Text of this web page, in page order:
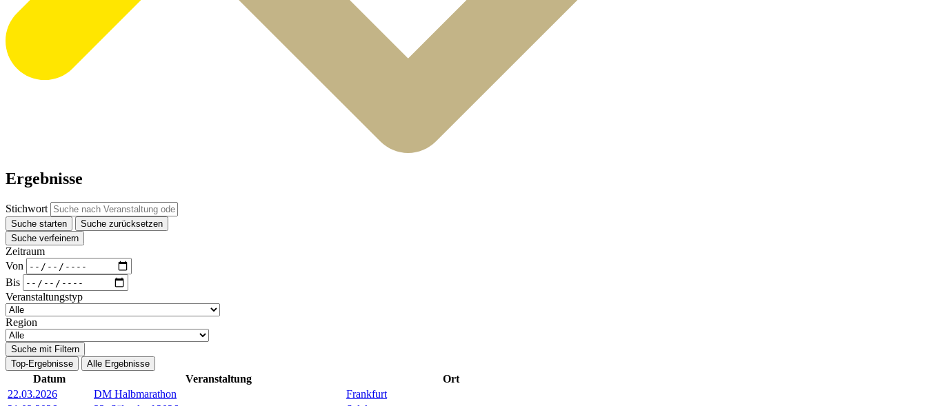
Ergebnisse
Stichwort
Suche starten
Suche zurücksetzen
Suche verfeinern
Zeitraum
Von
Bis
Veranstaltungstyp
Region
Suche mit Filtern
Top-Ergebnisse
Alle Ergebnisse
Datum Veranstaltung
Ort
22.03.2026
DM Halbmarathon
Frankfurt